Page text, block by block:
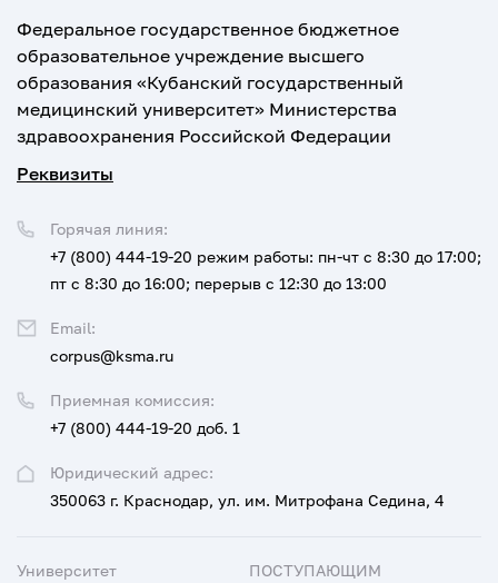
Федеральное государственное бюджетное
образовательное учреждение высшего
образования «Кубанский государственный
медицинский университет» Министерства
здравоохранения Российской Федерации
Реквизиты
Юридический адрес:
350063 г. Краснодар, ул. им. Митрофана Седина, 4
Приемная комиссия:
+7 (800) 444-19-20 доб. 1
Горячая линия:
+7 (800) 444-19-20 режим работы: пн-чт с 8:30 до 17:00;
пт с 8:30 до 16:00; перерыв с 12:30 до 13:00
Email:
corpus@ksma.ru
Университет ПОСТУПАЮЩИМ